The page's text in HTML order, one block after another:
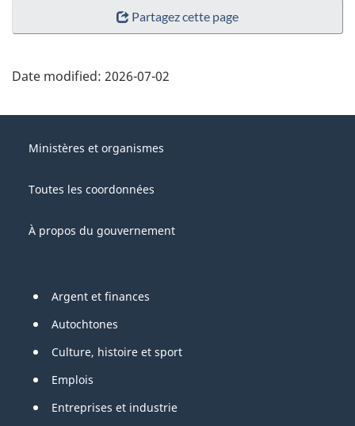
Partagez cette page
Date modified: 2026-07-02
thisGouvernement
Canada
Ministères et organismes
Toutes les coordonnées
À propos du gouvernement
Pied
de
page
Argent et finances
Autochtones
Culture, histoire et sport
Emplois
Entreprises et industrie